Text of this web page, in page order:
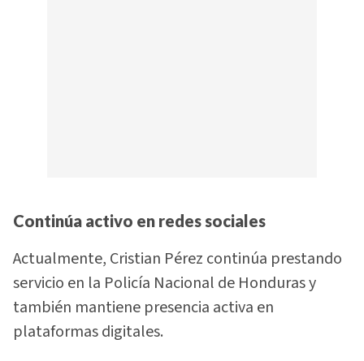
Continúa activo en redes sociales
Actualmente, Cristian Pérez continúa prestando
servicio en la Policía Nacional de Honduras y
también mantiene presencia activa en
plataformas digitales.